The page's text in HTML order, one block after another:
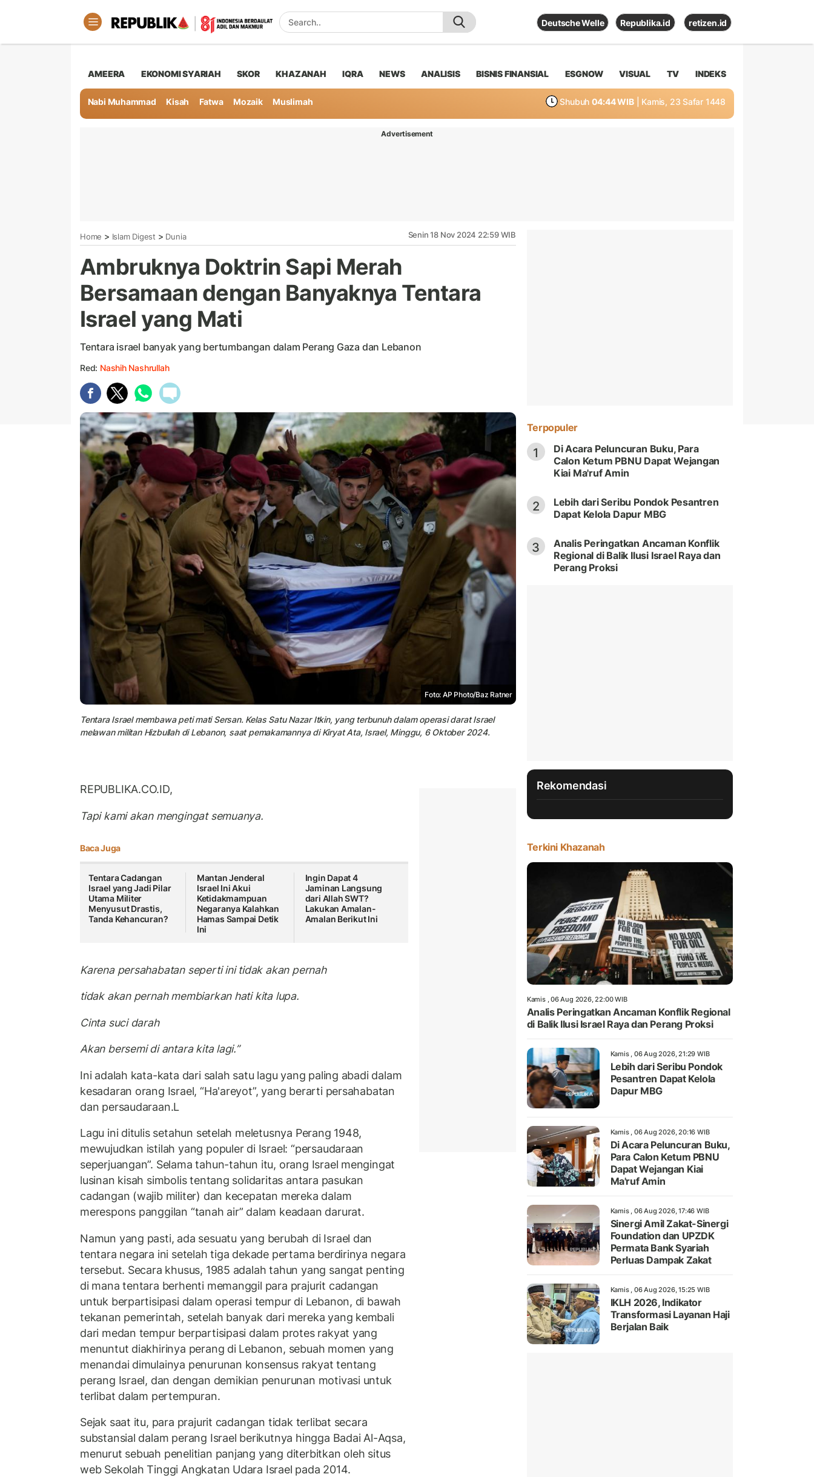
Deutsche Welle Republika.id retizen.id
AMEERA EKONOMI SYARIAH SKOR KHAZANAH IQRA NEWS ANALISIS BISNIS FINANSIAL ESGNOW VISUAL TV INDEKS
Nabi Muhammad Kisah Fatwa Mozaik Muslimah Shubuh 04:44 WIB | Kamis, 23 Safar 1448
Advertisement
Home > Islam Digest > Dunia Senin 18 Nov 2024 22:59 WIB
Ambruknya Doktrin Sapi Merah
Bersamaan dengan Banyaknya Tentara
Israel yang Mati
Tentara israel banyak yang bertumbangan dalam Perang Gaza dan Lebanon
Red: Nashih Nashrullah
Foto: AP Photo/Baz Ratner
Tentara Israel membawa peti mati Sersan. Kelas Satu Nazar Itkin, yang terbunuh dalam operasi darat Israel
melawan militan Hizbullah di Lebanon, saat pemakamannya di Kiryat Ata, Israel, Minggu, 6 Oktober 2024.
REPUBLIKA.CO.ID,
Tapi kami akan mengingat semuanya.
Baca Juga
Tentara Cadangan
Israel yang Jadi Pilar
Utama Militer
Menyusut Drastis,
Tanda Kehancuran?
Mantan Jenderal
Israel Ini Akui
Ketidakmampuan
Negaranya Kalahkan
Hamas Sampai Detik
Ini
Ingin Dapat 4
Jaminan Langsung
dari Allah SWT?
Lakukan Amalan-
Amalan Berikut Ini
Karena persahabatan seperti ini tidak akan pernah
tidak akan pernah membiarkan hati kita lupa.
Cinta suci darah
Akan bersemi di antara kita lagi.”
Ini adalah kata-kata dari salah satu lagu yang paling abadi dalam
kesadaran orang Israel, “Ha'areyot”, yang berarti persahabatan
dan persaudaraan.L
Lagu ini ditulis setahun setelah meletusnya Perang 1948,
mewujudkan istilah yang populer di Israel: “persaudaraan
seperjuangan”. Selama tahun-tahun itu, orang Israel mengingat
lusinan kisah simbolis tentang solidaritas antara pasukan
cadangan (wajib militer) dan kecepatan mereka dalam
merespons panggilan “tanah air” dalam keadaan darurat.
Namun yang pasti, ada sesuatu yang berubah di Israel dan
tentara negara ini setelah tiga dekade pertama berdirinya negara
tersebut. Secara khusus, 1985 adalah tahun yang sangat penting
di mana tentara berhenti memanggil para prajurit cadangan
untuk berpartisipasi dalam operasi tempur di Lebanon, di bawah
tekanan pemerintah, setelah banyak dari mereka yang kembali
dari medan tempur berpartisipasi dalam protes rakyat yang
menuntut diakhirinya perang di Lebanon, sebuah momen yang
menandai dimulainya penurunan konsensus rakyat tentang
perang Israel, dan dengan demikian penurunan motivasi untuk
terlibat dalam pertempuran.
Sejak saat itu, para prajurit cadangan tidak terlibat secara
substansial dalam perang Israel berikutnya hingga Badai Al-Aqsa,
menurut sebuah penelitian panjang yang diterbitkan oleh situs
web Sekolah Tinggi Angkatan Udara Israel pada 2014.
Terpopuler
1
Di Acara Peluncuran Buku, Para
Calon Ketum PBNU Dapat Wejangan
Kiai Ma'ruf Amin
2
Lebih dari Seribu Pondok Pesantren
Dapat Kelola Dapur MBG
3
Analis Peringatkan Ancaman Konflik
Regional di Balik Ilusi Israel Raya dan
Perang Proksi
Rekomendasi
Terkini Khazanah
Kamis , 06 Aug 2026, 22:00 WIB
Analis Peringatkan Ancaman Konflik Regional
di Balik Ilusi Israel Raya dan Perang Proksi
Kamis , 06 Aug 2026, 21:29 WIB
Lebih dari Seribu Pondok
Pesantren Dapat Kelola
Dapur MBG
Kamis , 06 Aug 2026, 20:16 WIB
Di Acara Peluncuran Buku,
Para Calon Ketum PBNU
Dapat Wejangan Kiai
Ma'ruf Amin
Kamis , 06 Aug 2026, 17:46 WIB
Sinergi Amil Zakat-Sinergi
Foundation dan UPZDK
Permata Bank Syariah
Perluas Dampak Zakat
Kamis , 06 Aug 2026, 15:25 WIB
IKLH 2026, Indikator
Transformasi Layanan Haji
Berjalan Baik